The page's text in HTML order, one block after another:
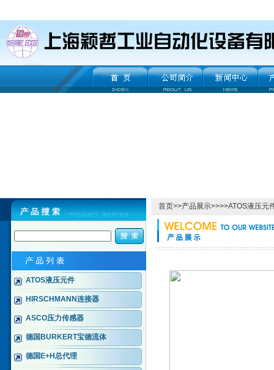
ATOS液压元件
HIRSCHMANN连接器
ASCO压力传感器
德国BURKERT宝德流体
德国E+H总代理
首页>>产品展示>>>>ATOS液压元